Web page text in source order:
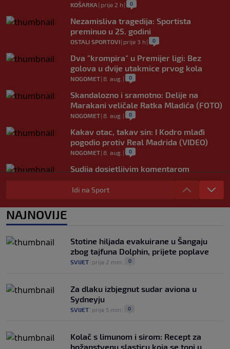
KOŠARKA | prije 2 h | 0
Nezamisliva tragedija: Sportista
preminuo u 25. godini
OSTALI SPORTOVI| prije 3 h | 0
Dva "krompira" u Premijer ligi: Bez
golova u dvije utakmice prvog kola
NOGOMET| 8. aug. | 0
Skandalozno i sramotno: Delije na
Marakani veličale Ratka Mladića (FOTO)
NOGOMET| 8. aug. | 0
Kakav otac, takav sin: I Kodro mlađi
pogodio protiv Real Madrida (VIDEO)
NOGOMET| 8. aug. | 0
Sudija dosjetljivim komentarom
nasmijao publiku nakon žalbe tenisera
(VIDEO)
Idi na Sport
NAJNOVIJE
Stotine hiljada evakuirane u Šangaju
zbog tajfuna Dolphin, prijete poplave
SVIJET prije 2 min 0
Za dlaku izbjegnut sudar aviona u
Sydneyju
SVIJET prije 5 min 0
Kolač s limunom i sirom: Recept za
božanstvenu slasticu koja se topi u